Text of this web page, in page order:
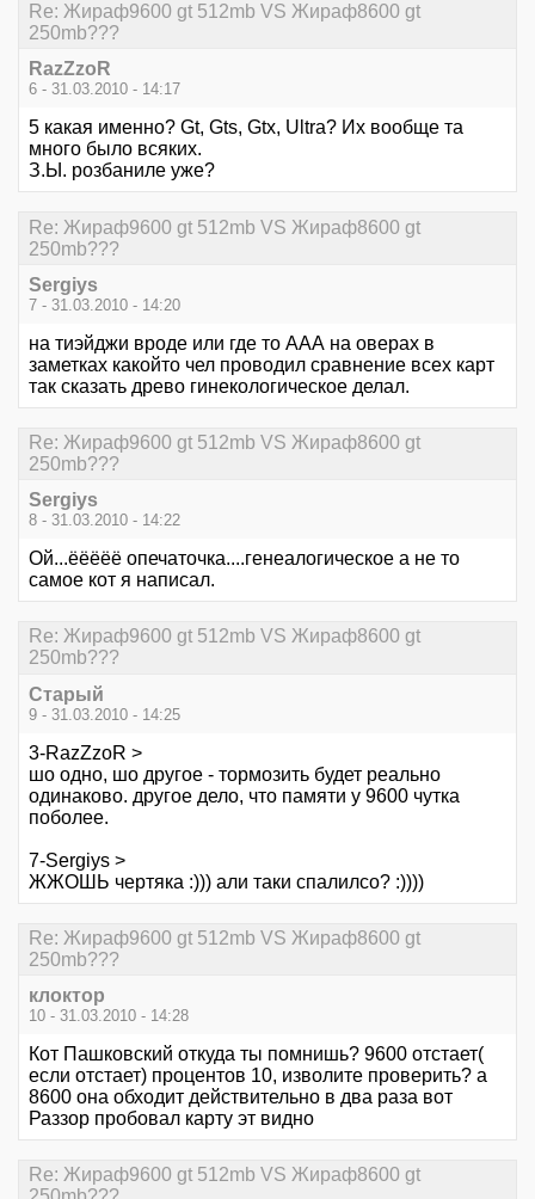
Re: Жираф9600 gt 512mb VS Жираф8600 gt
250mb???
RazZzoR
6 - 31.03.2010 - 14:17
5 какая именно? Gt, Gts, Gtx, Ultra? Их вообще та
много было всяких.
З.Ы. розбаниле уже?
Re: Жираф9600 gt 512mb VS Жираф8600 gt
250mb???
Sergiys
7 - 31.03.2010 - 14:20
на тиэйджи вроде или где то ААА на оверах в
заметках какойто чел проводил сравнение всех карт
так сказать древо гинекологическое делал.
Re: Жираф9600 gt 512mb VS Жираф8600 gt
250mb???
Sergiys
8 - 31.03.2010 - 14:22
Ой...ёёёёё опечаточка....генеалогическое а не то
самое кот я написал.
Re: Жираф9600 gt 512mb VS Жираф8600 gt
250mb???
Старый
9 - 31.03.2010 - 14:25
3-RazZzoR >
шо одно, шо другое - тормозить будет реально
одинаково. другое дело, что памяти у 9600 чутка
поболее.
7-Sergiys >
ЖЖОШЬ чертяка :))) али таки спалилсо? :))))
Re: Жираф9600 gt 512mb VS Жираф8600 gt
250mb???
клоктор
10 - 31.03.2010 - 14:28
Кот Пашковский откуда ты помнишь? 9600 отстает(
если отстает) процентов 10, изволите проверить? а
8600 она обходит действительно в два раза вот
Раззор пробовал карту эт видно
Re: Жираф9600 gt 512mb VS Жираф8600 gt